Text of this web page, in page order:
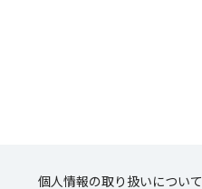
個人情報の取り扱いについて